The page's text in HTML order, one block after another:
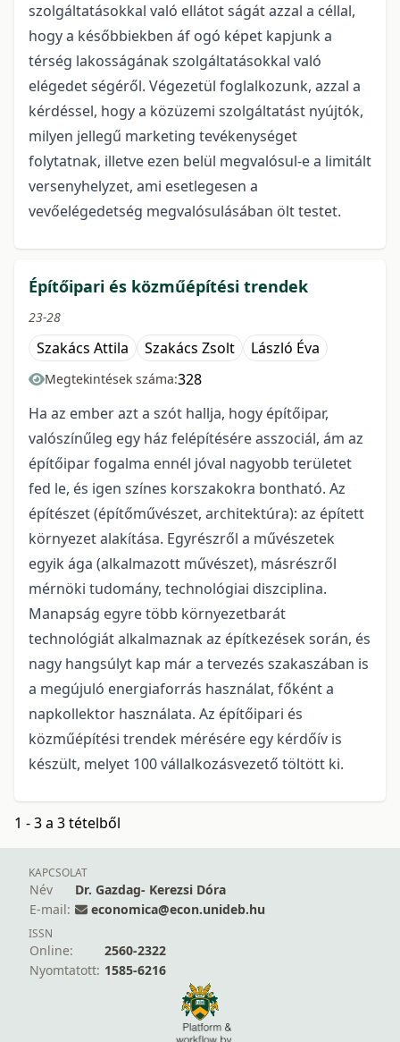
szolgáltatásokkal való ellátot ságát azzal a céllal,
hogy a későbbiekben áf ogó képet kapjunk a
térség lakosságának szolgáltatásokkal való
elégedet ségéről. Végezetül foglalkozunk, azzal a
kérdéssel, hogy a közüzemi szolgáltatást nyújtók,
milyen jellegű marketing tevékenységet
folytatnak, illetve ezen belül megvalósul-e a limitált
versenyhelyzet, ami esetlegesen a
vevőelégedetség megvalósulásában ölt testet.
Építőipari és közműépítési trendek
23-28
Szakács Attila Szakács Zsolt László Éva
Megtekintések száma:328
Ha az ember azt a szót hallja, hogy építőipar,
valószínűleg egy ház felépítésére asszociál, ám az
építőipar fogalma ennél jóval nagyobb területet
fed le, és igen színes korszakokra bontható. Az
építészet (építőművészet, architektúra): az épített
környezet alakítása. Egyrészről a művészetek
egyik ága (alkalmazott művészet), másrészről
mérnöki tudomány, technológiai diszciplina.
Manapság egyre több környezetbarát
technológiát alkalmaznak az építkezések során, és
nagy hangsúlyt kap már a tervezés szakaszában is
a megújuló energiaforrás használat, főként a
napkollektor használata. Az építőipari és
közműépítési trendek mérésére egy kérdőív is
készült, melyet 100 vállalkozásvezető töltött ki.
1 - 3 a 3 tételből
KAPCSOLAT
Név
Dr. Gazdag- Kerezsi Dóra
E-mail:
economica@econ.unideb.hu
ISSN
Online:
2560-2322
Nyomtatott: 1585-6216